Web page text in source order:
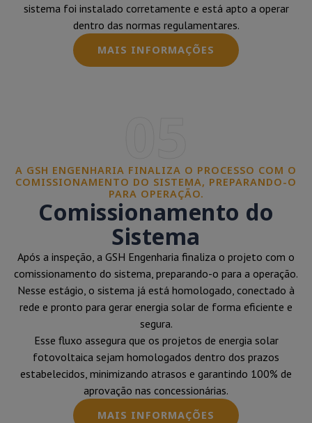
sistema foi instalado corretamente e está apto a operar
dentro das normas regulamentares.
MAIS INFORMAÇÕES
A GSH ENGENHARIA FINALIZA O PROCESSO COM O
COMISSIONAMENTO DO SISTEMA, PREPARANDO-O
PARA OPERAÇÃO.
Comissionamento do
Sistema
Após a inspeção, a GSH Engenharia finaliza o projeto com o
comissionamento do sistema, preparando-o para a operação.
Nesse estágio, o sistema já está homologado, conectado à
rede e pronto para gerar energia solar de forma eficiente e
segura.
Esse fluxo assegura que os projetos de energia solar
fotovoltaica sejam homologados dentro dos prazos
estabelecidos, minimizando atrasos e garantindo 100% de
aprovação nas concessionárias.
MAIS INFORMAÇÕES